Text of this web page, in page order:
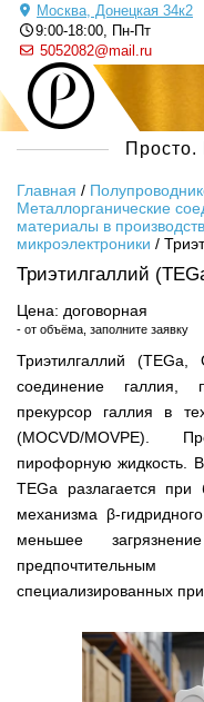
Москва, Донецкая 34к2
9:00-18:00, Пн-Пт
5052082@mail.ru
Главная /
Металлорганические
материалы в
микроэлектроники /
Триэтилгаллий
Цена: договорная
- от объёма, заполните заявку
Триэтилгаллий (TEGa,
соединение галлия,
прекурсор галлия в
(MOCVD/MOVPE).
пирофорную жидкость.
TEGa разлагается при
механизма β-
меньшее
специализированных